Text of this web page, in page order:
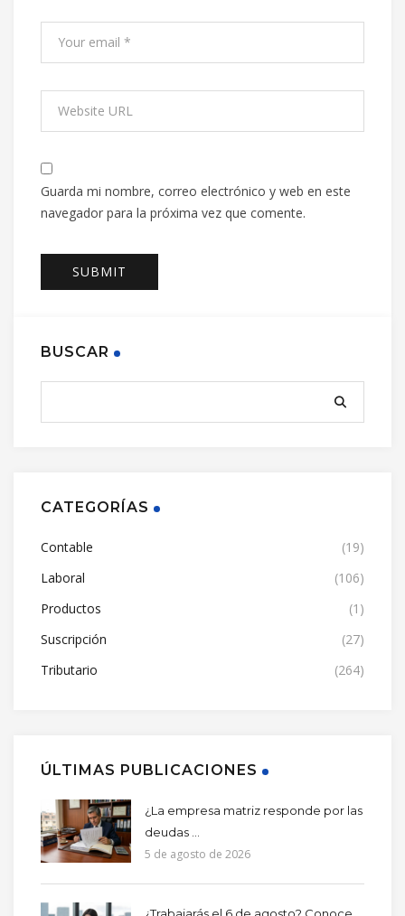
Guarda mi nombre, correo electrónico y web en este
navegador para la próxima vez que comente.
BUSCAR
CATEGORÍAS
Contable
(19)
Laboral
(106)
Productos
(1)
Suscripción
(27)
Tributario
(264)
ÚLTIMAS PUBLICACIONES
¿La empresa matriz responde por las
deudas ...
5 de agosto de 2026